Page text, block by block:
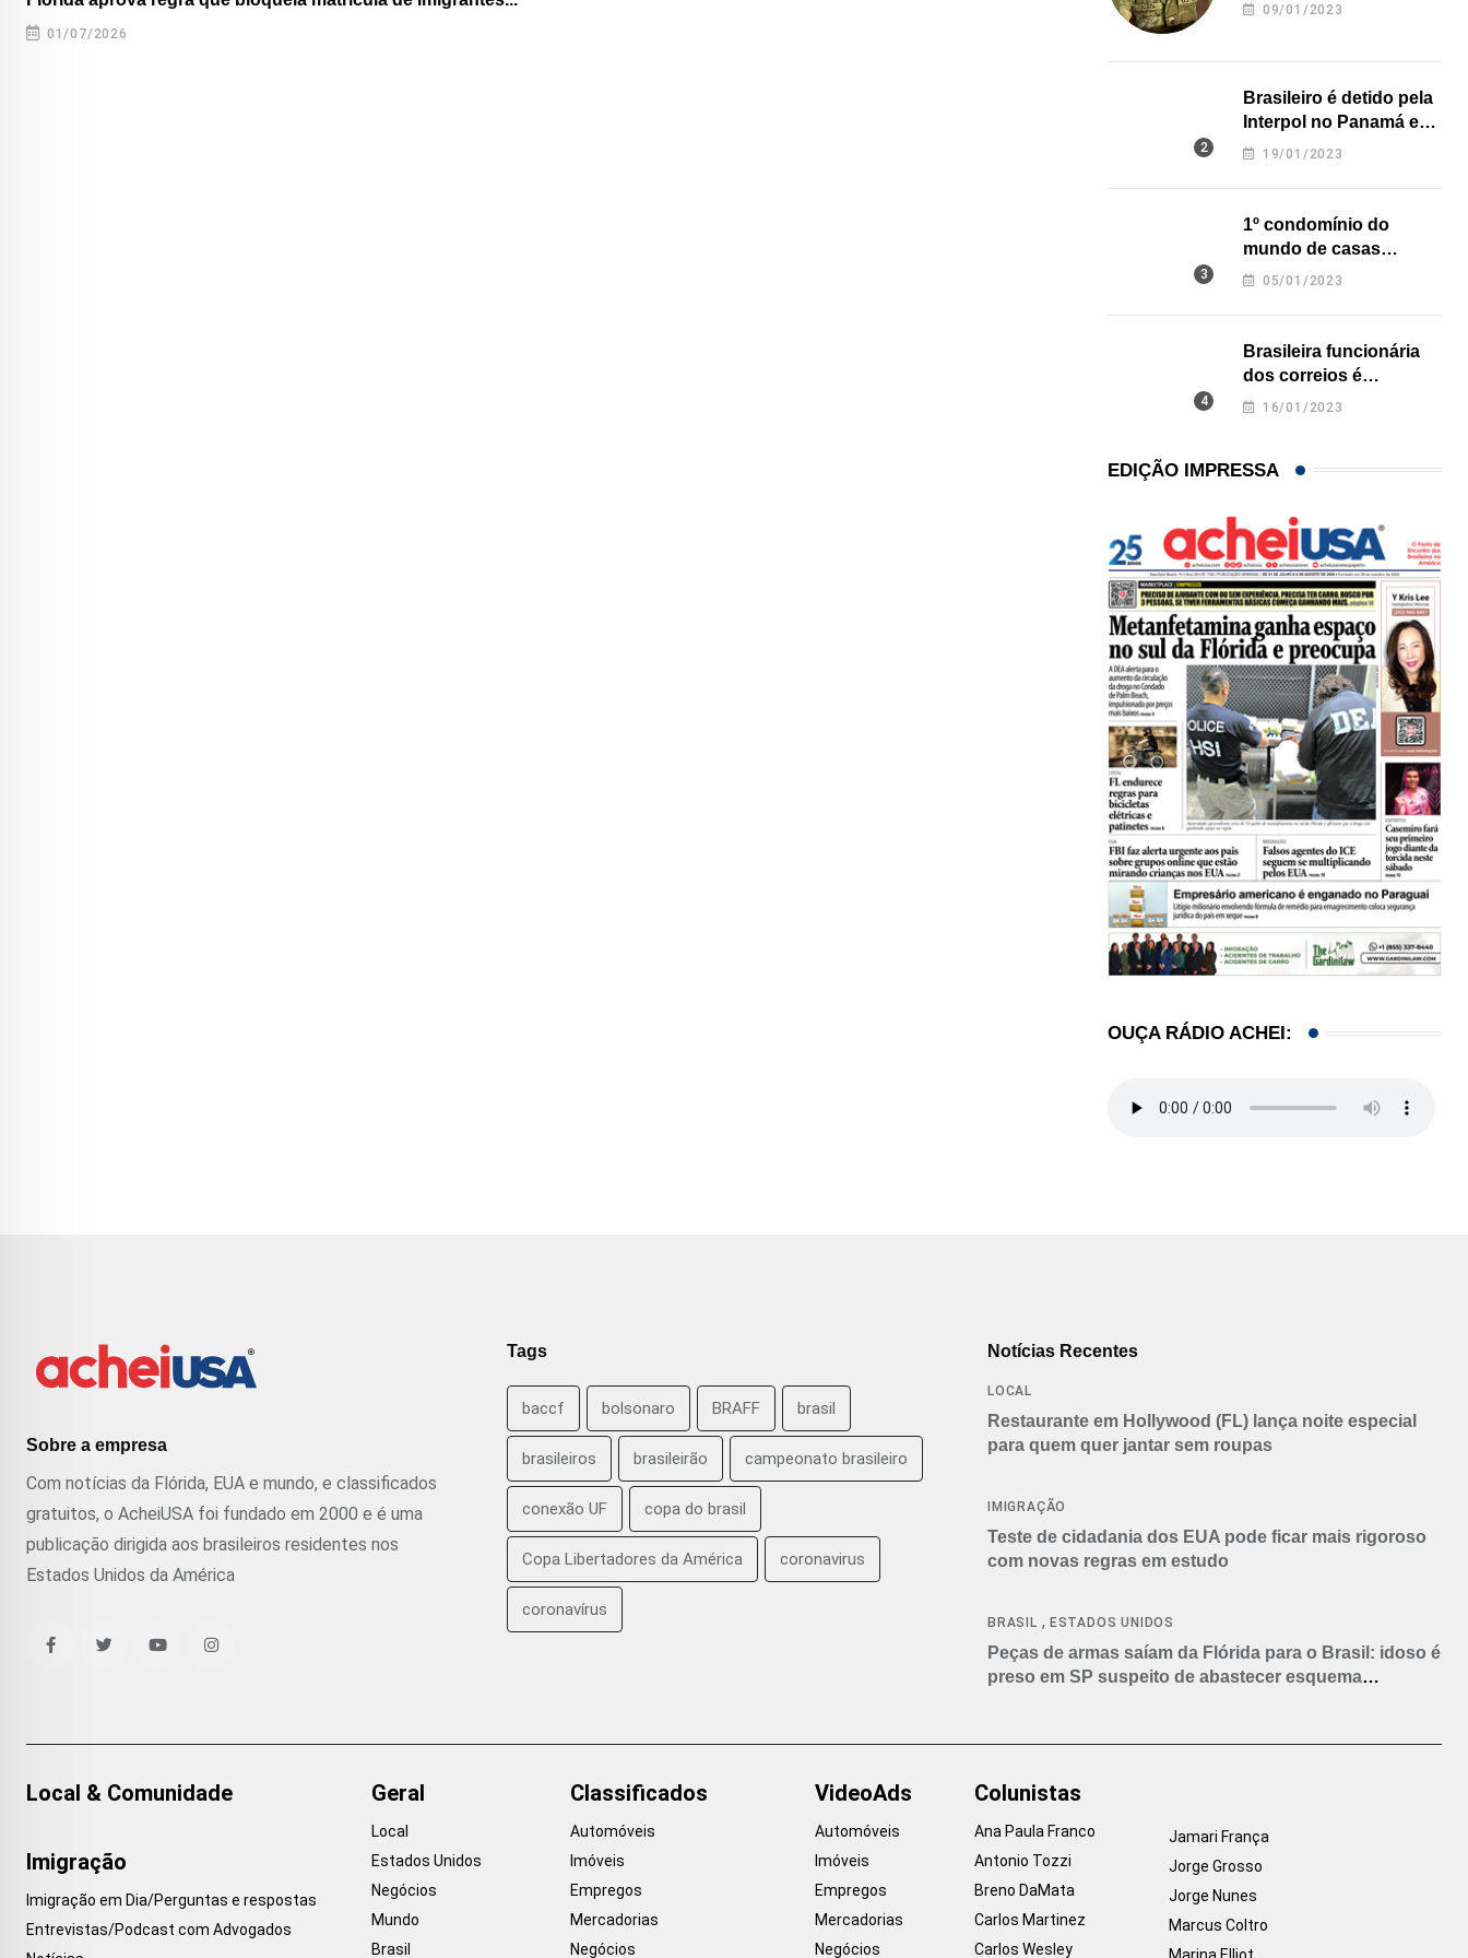
01/07/2026 21/01/2026
09/01/2023
Brasileiro é detido pela
Interpol no Panamá e
pode pegar prisão
19/01/2023
1º condomínio do
mundo de casas
impressas em 3D é
05/01/2023
Brasileira funcionária
dos correios é
assassinada a facadas
16/01/2023
EDIÇÃO IMPRESSA
OUÇA RÁDIO ACHEI:
Sobre a empresa
Com notícias da Flórida, EUA e mundo, e classificados
gratuitos, o AcheiUSA foi fundado em 2000 e é uma
publicação dirigida aos brasileiros residentes nos
Estados Unidos da América
Tags
baccf bolsonaro BRAFF brasil
brasileiros brasileirão campeonato brasileiro
conexão UF copa do brasil
Copa Libertadores da América coronavirus
coronavírus
Notícias Recentes
LOCAL
Restaurante em Hollywood (FL) lança noite especial
para quem quer jantar sem roupas
IMIGRAÇÃO
Teste de cidadania dos EUA pode ficar mais rigoroso
com novas regras em estudo
BRASIL , ESTADOS UNIDOS
Peças de armas saíam da Flórida para o Brasil: idoso é
preso em SP suspeito de abastecer esquema
Local & Comunidade
Imigração
Imigração em Dia/Perguntas e respostas
Entrevistas/Podcast com Advogados
Geral
Local
Estados Unidos
Negócios
Mundo
Brasil
Classificados
Automóveis
Imóveis
Empregos
Mercadorias
Negócios
VideoAds
Automóveis
Imóveis
Empregos
Mercadorias
Negócios
Colunistas
Ana Paula Franco
Antonio Tozzi
Breno DaMata
Carlos Martinez
Carlos Wesley
Jamari França
Jorge Grosso
Jorge Nunes
Marcus Coltro